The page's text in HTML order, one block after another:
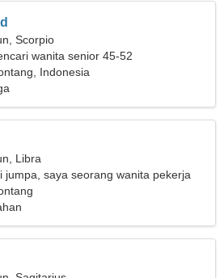
Scorpio
wanita senior 45-52
Indonesia
Libra
jumpa, saya seorang wanita pekerja